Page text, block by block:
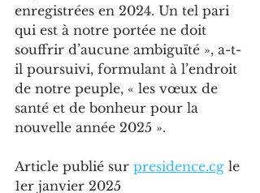
enregistrées en 2024. Un tel pari
qui est à notre portée ne doit
souffrir d’aucune ambiguïté », a-t-
il poursuivi, formulant à l’endroit
de notre peuple, « les vœux de
santé et de bonheur pour la
nouvelle année 2025 ».
Article publié sur presidence.cg le
1er janvier 2025